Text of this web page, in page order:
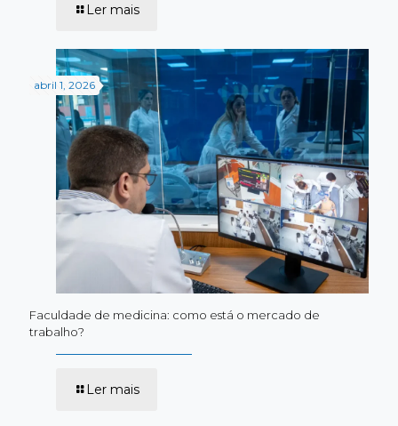
Ler mais-
a
rotina
de
quem
estuda
Medicina:
do
ciclo
básico
ao
profissionalizante
e
internato
abril 1, 2026
Faculdade de medicina: como está o mercado de
trabalho?
Ler mais-